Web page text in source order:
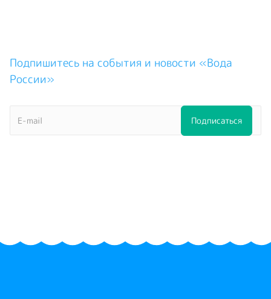
Подпишитесь на события и новости «Вода
России»